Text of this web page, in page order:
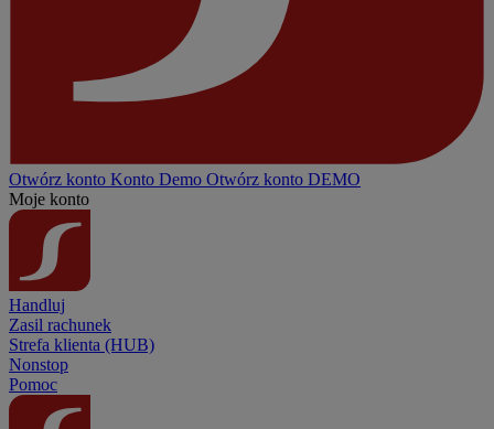
Otwórz konto Konto Demo Otwórz konto DEMO
Moje konto
Handluj
Zasil rachunek
Strefa klienta (HUB)
Nonstop
Pomoc